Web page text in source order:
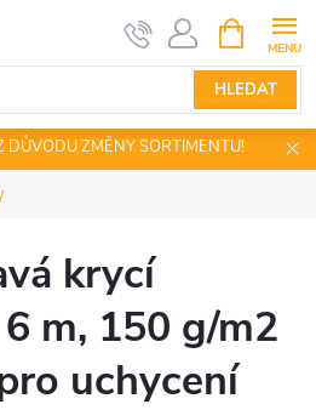
HLEDAT
NÁKUPNÍ
KOŠÍK
DŮVODU ZMĚNY SORTIMENTU!
krycí
m, 150 g/m2
uchycení